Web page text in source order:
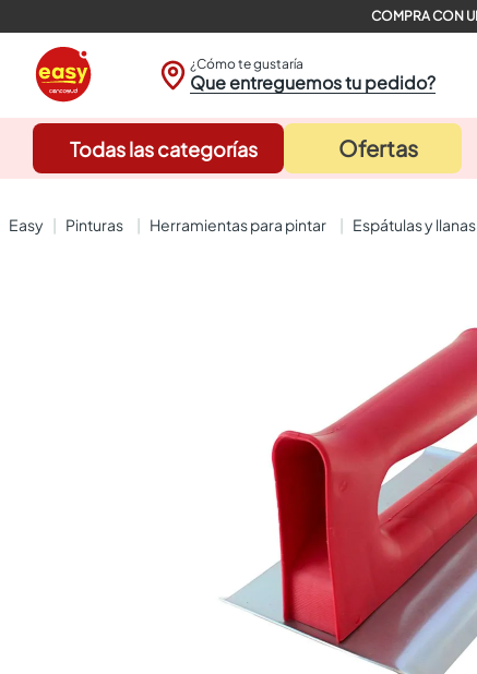
¿Cómo te gustaría
Que entreguemos tu pedido?
Todas las categorías Ofertas
pinturas herramientas para pintar espátulas y llanas